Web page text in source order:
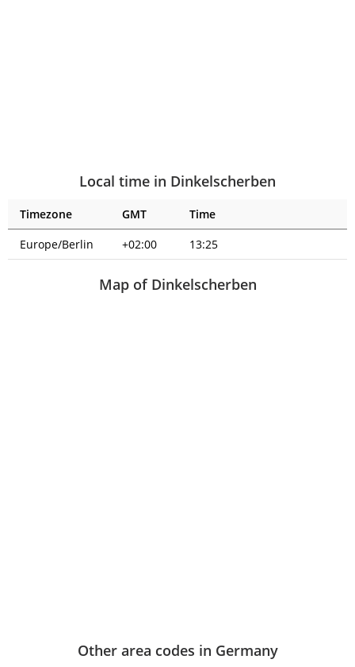
Local time in Dinkelscherben
Timezone GMT
Time
Europe/Berlin
+02:00 13:25
Map of Dinkelscherben
Other area codes in Germany